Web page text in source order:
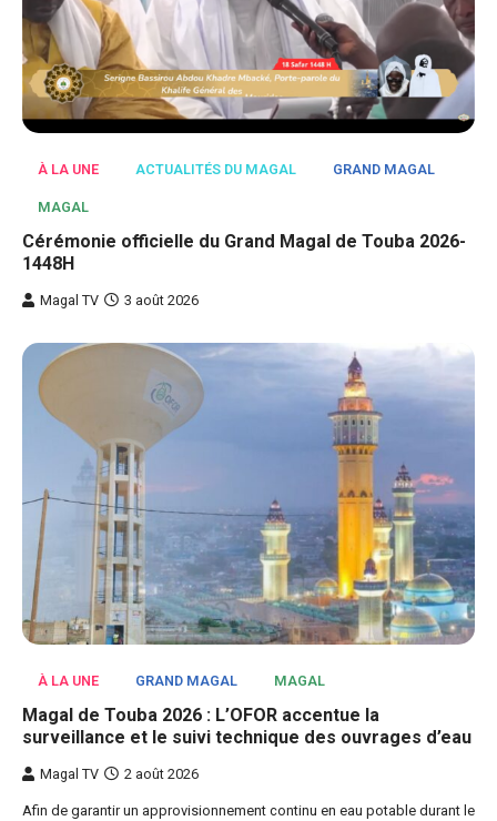
À LA UNE ACTUALITÉS DU MAGAL GRAND MAGAL
MAGAL
Cérémonie officielle du Grand Magal de Touba 2026-
1448H
Magal TV 3 août 2026
À LA UNE GRAND MAGAL MAGAL
Magal de Touba 2026 : L’OFOR accentue la
surveillance et le suivi technique des ouvrages d’eau
Magal TV 2 août 2026
Afin de garantir un approvisionnement continu en eau potable durant le